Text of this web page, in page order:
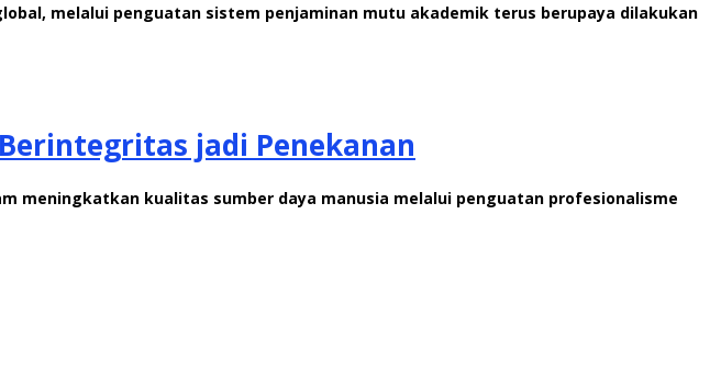
melalui penguatan sistem penjaminan mutu akademik terus berupaya dilakukan
jadi Penekanan
meningkatkan kualitas sumber daya manusia melalui penguatan profesionalisme